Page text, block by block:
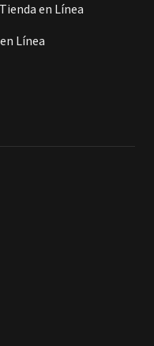
en Línea
Línea